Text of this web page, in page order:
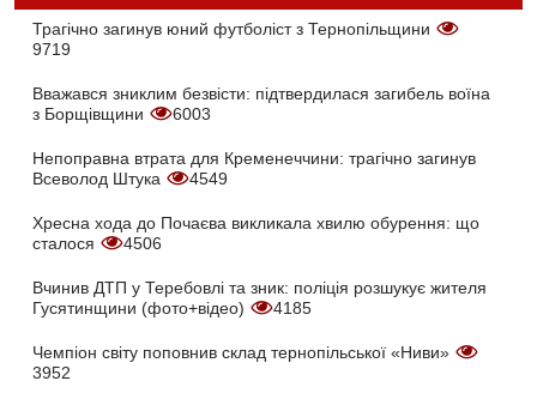
Трагічно загинув юний футболіст з Тернопільщини
9719
Вважався зниклим безвісти: підтвердилася загибель воїна
з Борщівщини
6003
Непоправна втрата для Кременеччини: трагічно загинув
Всеволод Штука
4549
Хресна хода до Почаєва викликала хвилю обурення: що
сталося
4506
Вчинив ДТП у Теребовлі та зник: поліція розшукує жителя
Гусятинщини (фото+відео)
4185
Чемпіон світу поповнив склад тернопільської «Ниви»
3952